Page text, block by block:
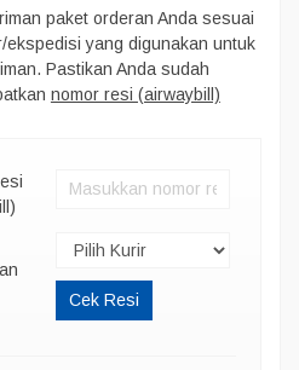
paket orderan Anda sesuai
ekspedisi yang digunakan untuk
Pastikan Anda sudah
nomor resi (airwaybill)
Cek Resi